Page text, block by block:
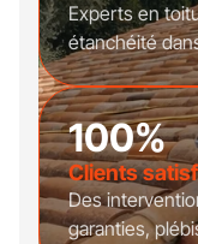
Experts en
étanchéité
100%
Clients
Des
garanties,